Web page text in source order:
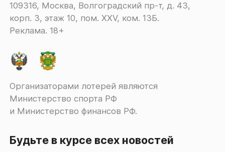
109316, Москва, Волгоградский пр-т, д. 43,
корп. 3, этаж 10, пом. XXV, ком. 13Б.
Реклама. 18+
Организаторами лотерей являются
Министерство спорта РФ
и Министерство финансов РФ.
Будьте в курсе всех новостей